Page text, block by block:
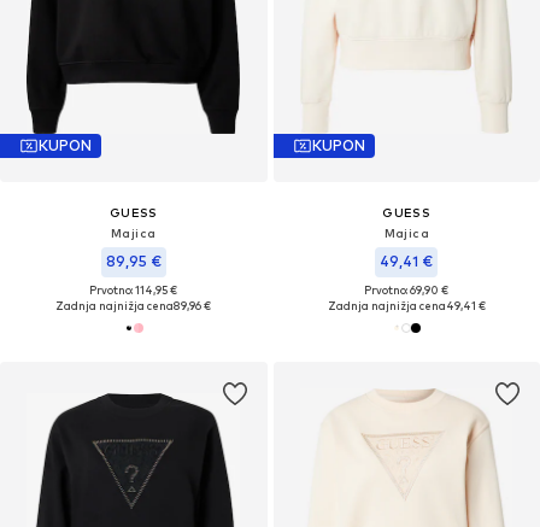
KUPON
GUESS
Majica
89,95 €
Prvotno: 114,95 €
Zadnja najnižja cena89,96 €
KUPON
GUESS
Majica
49,41 €
Prvotno: 69,90 €
Zadnja najnižja cena49,41 €